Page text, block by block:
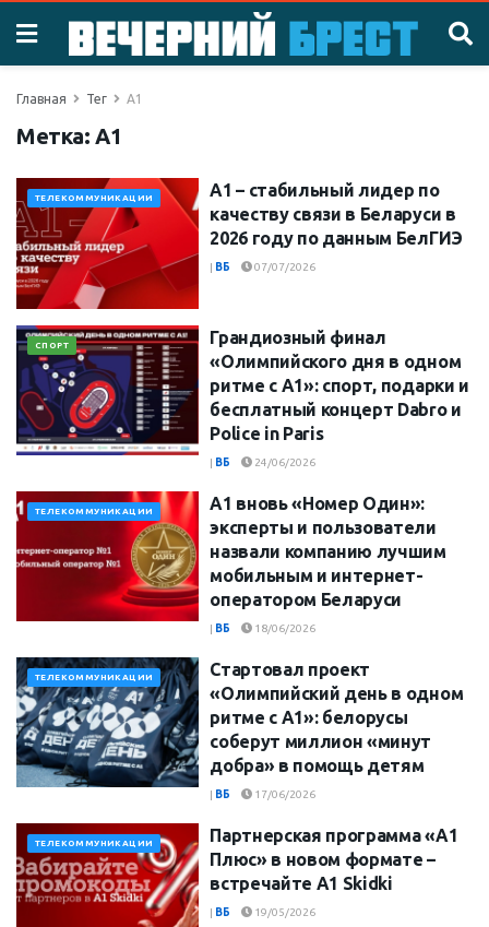
Главная Тег А1
Метка:А1
ТЕЛЕКОММУНИКАЦИИ
А1 – стабильный лидер по
качеству связи в Беларуси в
2026 году по данным БелГИЭ
| ВБ 07/07/2026
СПОРТ
Грандиозный финал
«Олимпийского дня в одном
ритме с А1»: спорт, подарки и
бесплатный концерт Dabro и
Police in Paris
| ВБ 24/06/2026
ТЕЛЕКОММУНИКАЦИИ
А1 вновь «Номер Один»:
эксперты и пользователи
назвали компанию лучшим
мобильным и интернет-
оператором Беларуси
| ВБ 18/06/2026
ТЕЛЕКОММУНИКАЦИИ
Стартовал проект
«Олимпийский день в одном
ритме с А1»: белорусы
соберут миллион «минут
добра» в помощь детям
| ВБ 17/06/2026
ТЕЛЕКОММУНИКАЦИИ
Партнерская программа «А1
Плюс» в новом формате –
встречайте A1 Skidki
| ВБ 19/05/2026